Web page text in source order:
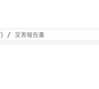
災害報告書